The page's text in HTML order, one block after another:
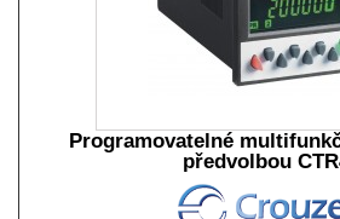
Programovatelné
předvolbou